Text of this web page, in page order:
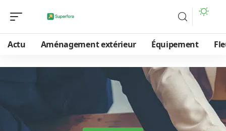
Actu Aménagement extérieur Équipement